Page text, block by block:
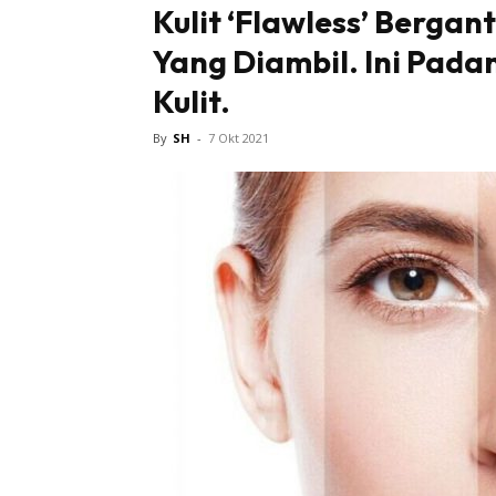
Kulit ‘Flawless’
Yang Diambil. Ini
Kulit.
By SH - 7 Okt 2021